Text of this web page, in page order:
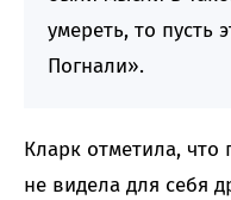
умереть, то пусть
Погнали».
Кларк отметила,
не видела для себя